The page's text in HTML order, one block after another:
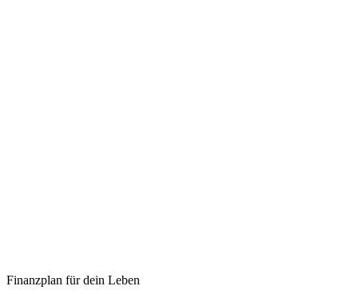
Finanzplan für dein Leben